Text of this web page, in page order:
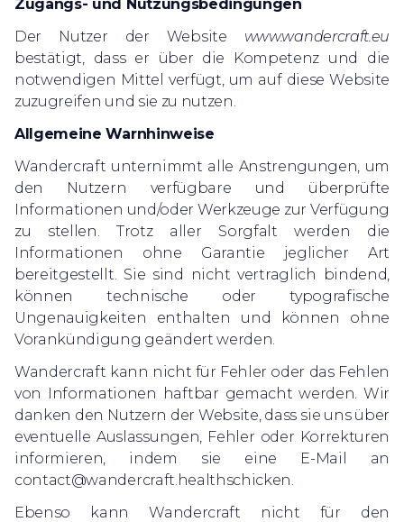
‍Zugangs- und Nutzungsbedingungen
Der Nutzer der Website www.wandercraft.eu
bestätigt, dass er über die Kompetenz und die
notwendigen Mittel verfügt, um auf diese Website
zuzugreifen und sie zu nutzen.
‍Allgemeine Warnhinweise
Wandercraft unternimmt alle Anstrengungen, um
den Nutzern verfügbare und überprüfte
Informationen und/oder Werkzeuge zur Verfügung
zu stellen. Trotz aller Sorgfalt werden die
Informationen ohne Garantie jeglicher Art
bereitgestellt. Sie sind nicht vertraglich bindend,
können technische oder typografische
Ungenauigkeiten enthalten und können ohne
Vorankündigung geändert werden.
Wandercraft kann nicht für Fehler oder das Fehlen
von Informationen haftbar gemacht werden. Wir
danken den Nutzern der Website, dass sie uns über
eventuelle Auslassungen, Fehler oder Korrekturen
informieren, indem sie eine E-Mail an
contact@wandercraft.healthschicken.
Ebenso kann Wandercraft nicht für den